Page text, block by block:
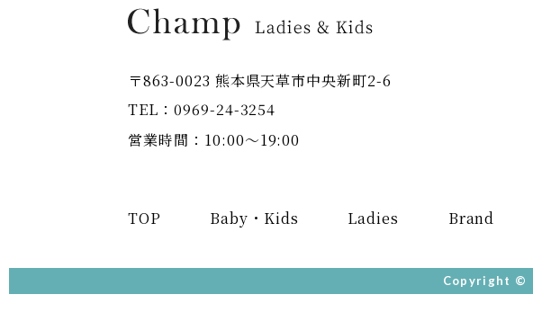
〒863-0023 熊本県天草市中央新町2-6
TEL：0969-24-3254
営業時間：10:00～19:00
TOP Baby・Kids Ladies Brand
Copyright ©